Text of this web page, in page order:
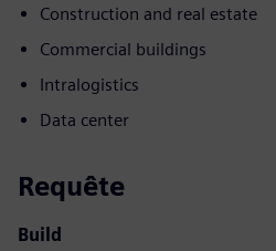
Construction and real estate
Commercial buildings
Intralogistics
Data center
Requête
Build